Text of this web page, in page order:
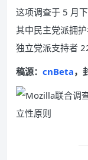
这项调查于 5 月
其中民主党派拥
独立党派支持者
稿源： cnBeta，